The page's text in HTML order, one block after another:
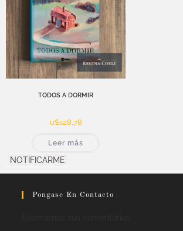
TODOS A DORMIR
u$s28,78
Leer más
NOTIFICARME
Pongase En Contacto